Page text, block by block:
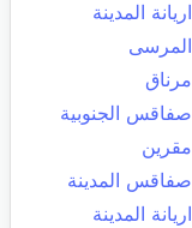
اريانة المدينة
المرسى
مرناق
صفاقس الجنوبية
مقرين
صفاقس المدينة
اريانة المدينة